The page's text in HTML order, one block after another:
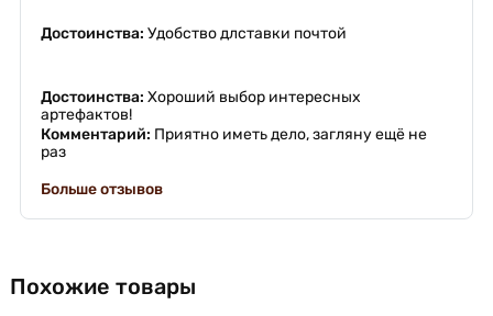
Достоинства: Удобство длставки почтой
Достоинства: Хороший выбор интересных
артефактов!
Комментарий: Приятно иметь дело, загляну ещё не
раз
Больше отзывов
Похожие товары